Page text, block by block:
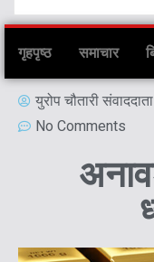
गृहपृष्ठ समाचार
युरोप चौतारी संवाददाता
No Comments